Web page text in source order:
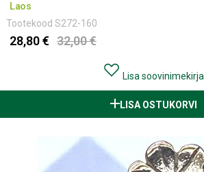
Laos
Tootekood S272-160
28,80 € 32,00 €
Lisa soovinimekirja
LISA OSTUKORVI